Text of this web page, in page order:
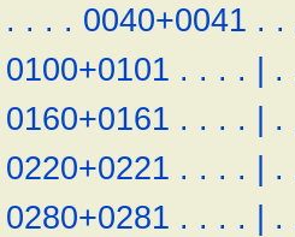
. . . . 0040+0041 . .
0100+0101 . . . . | .
0160+0161 . . . . | .
0220+0221 . . . . | .
0280+0281 . . . . | .